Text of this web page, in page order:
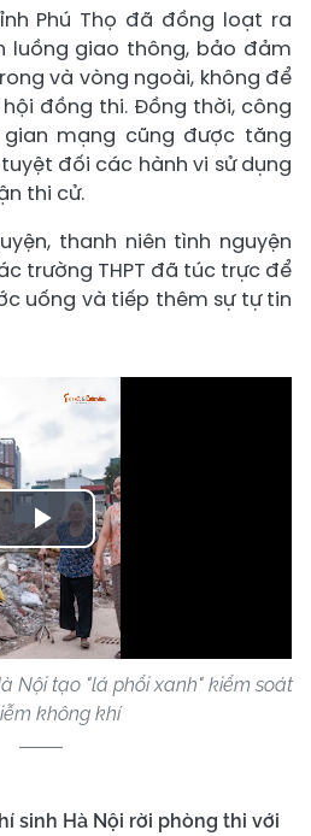
Phú Thọ đã đồng loạt ra
luồng giao thông, bảo đảm
và vòng ngoài, không để
đồng thi. Đồng thời, công
mạng cũng được tăng
đối các hành vi sử dụng
thi cử.
thanh niên tình nguyện
trường THPT đã túc trực để
uống và tiếp thêm sự tự tin
Play
Video
Nội tạo "lá phổi xanh" kiểm soát
không khí
sinh Hà Nội rời phòng thi với